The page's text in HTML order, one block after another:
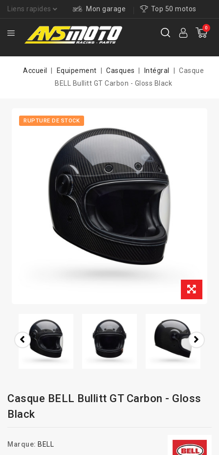
Liens rapides Mon garage Top 50 motos
0
Accueil Equipement Casques Intégral
Casque
BELL Bullitt GT Carbon - Gloss Black
RUPTURE DE STOCK
Casque BELL Bullitt GT Carbon - Gloss
Black
Marque: BELL